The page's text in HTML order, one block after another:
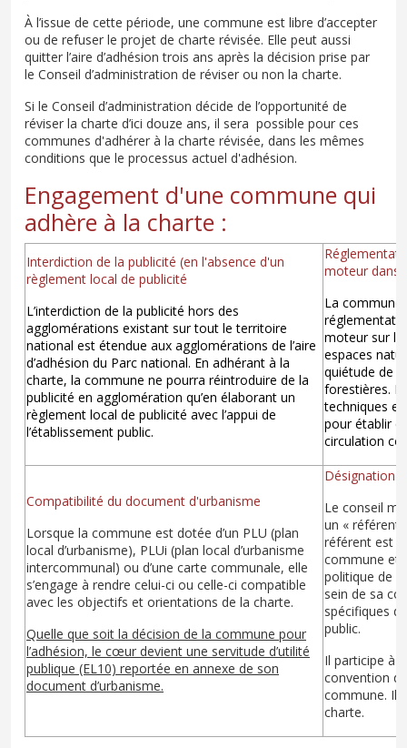
À l’issue de cette période, une commune est libre d’accepter
ou de refuser le projet de charte révisée. Elle peut aussi
quitter l’aire d’adhésion trois ans après la décision prise par
le Conseil d’administration de réviser ou non la charte.
Si le Conseil d’administration décide de l’opportunité de
réviser la charte d’ici douze ans, il sera possible pour ces
communes d'adhérer à la charte révisée, dans les mêmes
conditions que le processus actuel d'adhésion.
Engagement d'une commune qui
adhère à la charte :
Interdiction de la publicité (en l'absence d'un
règlement local de publicité
L’interdiction de la publicité hors des
agglomérations existant sur tout le territoire
national est étendue aux agglomérations de l’aire
d’adhésion du Parc national. En adhérant à la
charte, la commune ne pourra réintroduire de la
publicité en agglomération qu’en élaborant un
règlement local de publicité avec l’appui de
l’établissement public.
moteur dans
La commune
moteur sur
espaces
quiétude de
forestières.
techniques et
pour établir
circulation
Compatibilité du document d'urbanisme
Lorsque la commune est dotée d’un PLU (plan
local d’urbanisme), PLUi (plan local d’urbanisme
intercommunal) ou d’une carte communale, elle
s’engage à rendre celui-ci ou celle-ci compatible
avec les objectifs et orientations de la charte.
Quelle que soit la décision de la commune pour
l’adhésion, le cœur devient une servitude d’utilité
publique (EL10) reportée en annexe de son
document d’urbanisme.
Désignation
Le conseil
un « référent
référent est
commune et
politique de
sein de sa
spécifiques
public.
Il participe à
convention
commune. Il
charte.